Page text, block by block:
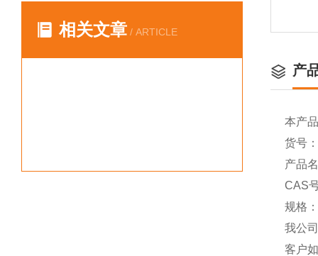
相关文章 / ARTICLE
产
本产
货号
产品
CAS
规格
我公
客户